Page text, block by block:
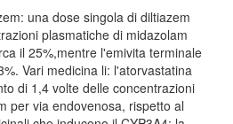
una dose singola di diltiazem
plasmatiche di midazolam
il 25%,mentre l'emivita terminale
Vari medicina li: l'atorvastatina
di 1,4 volte delle concentrazioni
per via endovenosa, rispetto al